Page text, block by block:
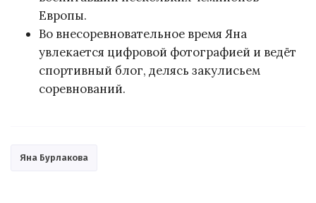
Европы.
Во внесоревновательное время Яна
увлекается цифровой фотографией и ведёт
спортивный блог, делясь закулисьем
соревнований.
Яна Бурлакова